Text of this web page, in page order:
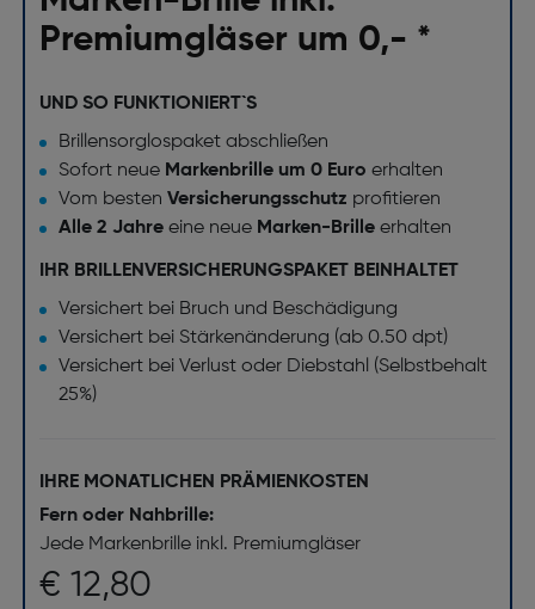
Premiumgläser um 0,- *
UND SO FUNKTIONIERT`S
Brillensorglospaket abschließen
Sofort neue Markenbrille um 0 Euro erhalten
Vom besten Versicherungsschutz profitieren
Alle 2 Jahreeine neue Marken-Brille erhalten
IHR BRILLENVERSICHERUNGSPAKET BEINHALTET
Versichert bei Bruch und Beschädigung
Versichert bei Stärkenänderung (ab 0.50 dpt)
Versichert bei Verlust oder Diebstahl (Selbstbehalt
25%)
IHRE MONATLICHEN PRÄMIENKOSTEN
Fern oder Nahbrille:
Jede Markenbrille inkl. Premiumgläser
€ 12,80